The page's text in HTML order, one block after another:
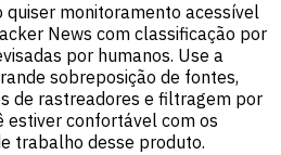
quiser monitoramento acessível
News com classificação por
por humanos. Use a
sobreposição de fontes,
de rastreadores e filtragem por
estiver confortável com os
trabalho desse produto.